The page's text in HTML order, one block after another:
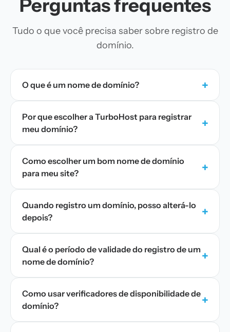
Perguntas frequentes
Tudo o que você precisa saber sobre registro de
domínio.
O que é um nome de domínio? +
Por que escolher a TurboHost para registrar
meu domínio?
+
Como escolher um bom nome de domínio
para meu site?
+
Quando registro um domínio, posso alterá-lo
depois?
+
Qual é o período de validade do registro de um
nome de domínio?
+
Como usar verificadores de disponibilidade de
domínio?
+